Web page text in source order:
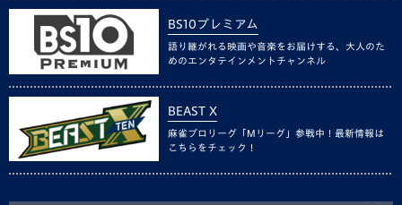
BS10プレミアム
語り継がれる映画や音楽をお届けする、大人のた
めのエンタテインメントチャンネル
BEAST X
麻雀プロリーグ「Mリーグ」参戦中！最新情報は
こちらをチェック！